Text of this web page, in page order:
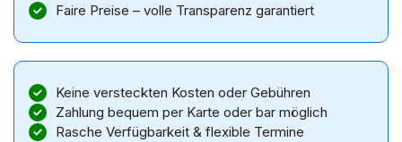
Faire Preise – volle Transparenz garantiert
Keine versteckten Kosten oder Gebühren
Zahlung bequem per Karte oder bar möglich
Rasche Verfügbarkeit & flexible Termine